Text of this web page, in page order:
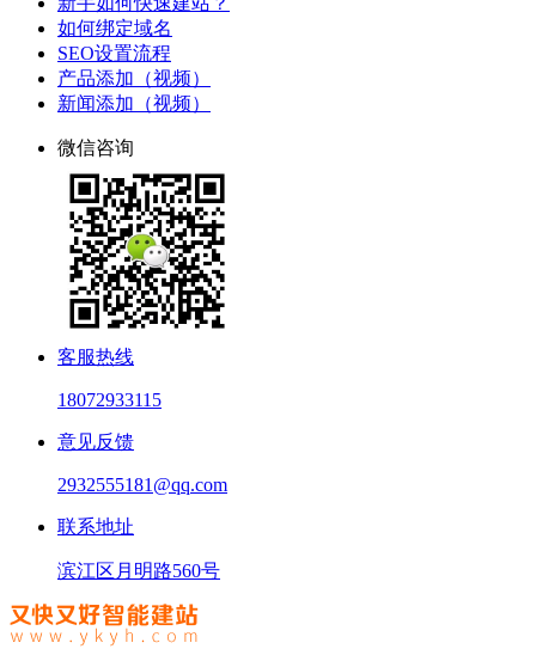
如何绑定域名
SEO设置流程
产品添加（视频）
新闻添加（视频）
微信咨询
客服热线
18072933115
意见反馈
2932555181@qq.com
联系地址
滨江区月明路560号